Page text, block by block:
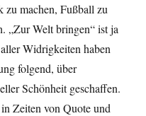
machen, Fußball zu
„Zur Welt bringen“ ist ja
Widrigkeiten haben
folgend, über
Schönheit geschaffen.
Zeiten von Quote und